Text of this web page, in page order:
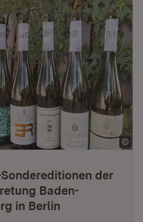
der
Baden-
in Berlin